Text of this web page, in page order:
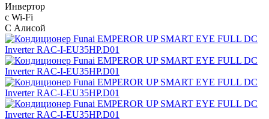
Инвертор
с Wi-Fi
С Алисой